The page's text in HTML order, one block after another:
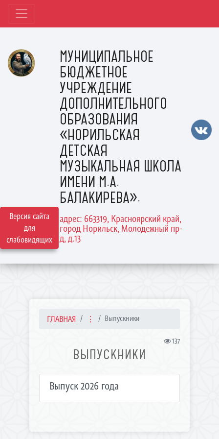
Версия сайта
для
слабовидящих
МУНИЦИПАЛЬНОЕ
БЮДЖЕТНОЕ
УЧРЕЖДЕНИЕ
ДОПОЛНИТЕЛЬНОГО
ОБРАЗОВАНИЯ
«НОРИЛЬСКАЯ
ДЕТСКАЯ
МУЗЫКАЛЬНАЯ ШКОЛА
ИМЕНИ М.А.
БАЛАКИРЕВА».
адрес: 663319, Красноярский край,
город Норильск, Молодежный пр-
д, д.13
ГЛАВНАЯ ⋮ Выпускники
137
ВЫПУСКНИКИ
Выпуск 2026 года